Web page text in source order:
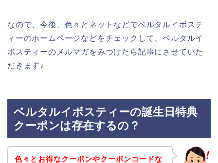
なので、今後、色々とネットなどでベルタルイボステ
ィーのホームページなどをチェックして、ベルタルイ
ボスティーのメルマガをみつけたら記事にさせていた
だきます♪
ベルタルイボスティーの誕生日特典
クーポンは存在するの？
色々とお得なクーポンやクーポンコードな